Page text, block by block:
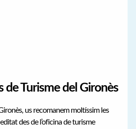
de Turisme del Gironès
us recomanem moltíssim les
des de l’oficina de turisme